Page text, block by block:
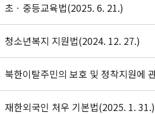
초ㆍ중등교육법(2025. 6. 21.)
청소년복지 지원법(2024. 12. 27.)
북한이탈주민의 보호 및 정착지원에
재한외국인 처우 기본법(2025. 1. 31.)